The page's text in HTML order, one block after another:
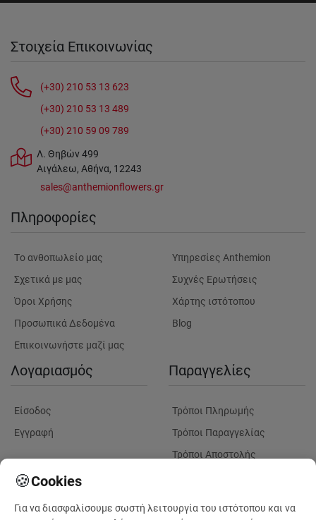
Στοιχεία Επικοινωνίας
(+30) 210 53 13 623
(+30) 210 53 13 489
(+30) 210 59 09 789
Λ. Θηβών 499
Αιγάλεω, Αθήνα, 12243
sales@anthemionflowers.gr
Πληροφορίες
Tο ανθοπωλείο μας
Σχετικά με μας
Όροι Χρήσης
Προσωπικά Δεδομένα
Επικοινωνήστε μαζί μας
Υπηρεσίες Anthemion
Συχνές Ερωτήσεις
Χάρτης ιστότοπου
Blog
Λογαριασμός
Είσοδος
Εγγραφή
Λουλούδια
Πληροφορίες Λουλουδιών
Παραγγελίες
Τρόποι Πληρωμής
Τρόποι Παραγγελίας
Τρόποι Αποστολής
Πληροφορίες Παραδόσεων
🍪Cookies
Για να διασφαλίσουμε σωστή λειτουργία του ιστότοπου και να